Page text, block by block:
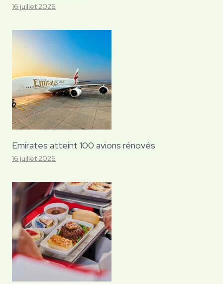
16 juillet 2026
Emirates atteint 100 avions rénovés
16 juillet 2026